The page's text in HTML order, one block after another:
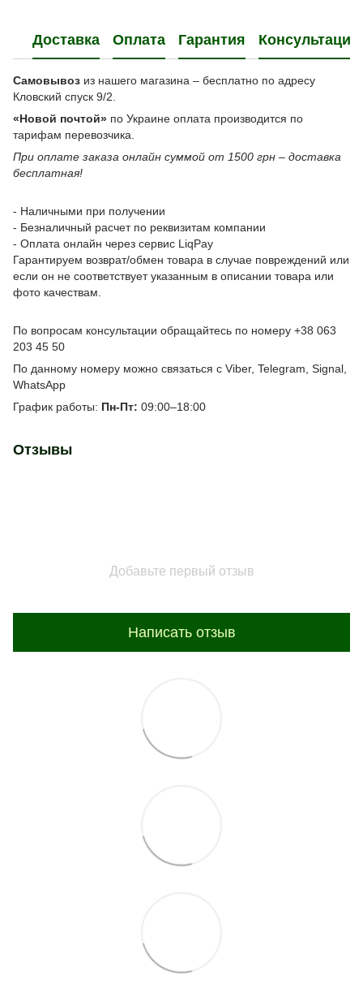
Доставка Оплата Гарантия Консультация
Самовывоз из нашего магазина – бесплатно по адресу
Кловский спуск 9/2.
«Новой почтой» по Украине оплата производится по
тарифам перевозчика.
При оплате заказа онлайн суммой от 1500 грн – доставка
бесплатная!
- Наличными при получении
- Безналичный расчет по реквизитам компании
- Оплата онлайн через сервис LiqPay
Гарантируем возврат/обмен товара в случае повреждений или
если он не соответствует указанным в описании товара или
фото качествам.
По вопросам консультации обращайтесь по номеру +38 063
203 45 50
По данному номеру можно связаться с Viber, Telegram, Signal,
WhatsApp
График работы: Пн-Пт: 09:00–18:00
Отзывы
Добавьте первый отзыв
Написать отзыв